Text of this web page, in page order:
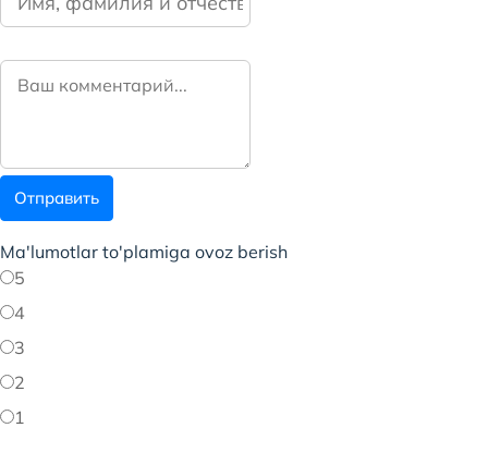
Отправить
Ma'lumotlar to'plamiga ovoz berish
5
4
3
2
1